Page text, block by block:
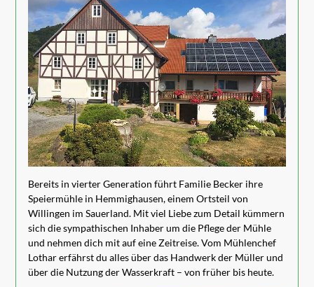
Bereits in vierter Generation führt Familie Becker ihre
Speiermühle in Hemmighausen, einem Ortsteil von
Willingen im Sauerland. Mit viel Liebe zum Detail kümmern
sich die sympathischen Inhaber um die Pflege der Mühle
und nehmen dich mit auf eine Zeitreise. Vom Mühlenchef
Lothar erfährst du alles über das Handwerk der Müller und
über die Nutzung der Wasserkraft – von früher bis heute.